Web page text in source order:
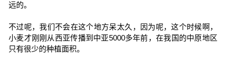
远的。
不过呢，我们不会在这个地方呆太久，因为呢，这个时候啊，
小麦才刚刚从西亚传播到中亚5000多年前，在我国的中原地区
只有很少的种植面积。